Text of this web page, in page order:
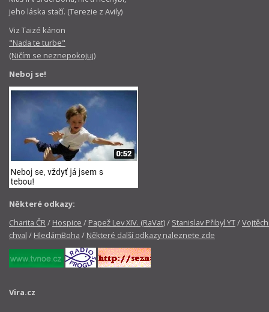
jeho láska stačí. (Terezie z Avily)
Viz Taizé kánon
"Nada te turbe"
(Ničím se neznepokojuj)
Neboj se!
Některé odkazy:
Charita ČR/ Hospice / Papež Lev XIV. (RaVat)/ Stanislav Přibyl YT/
chval / HledámBoha / Některé další odkazy naleznete zde
Vira.cz